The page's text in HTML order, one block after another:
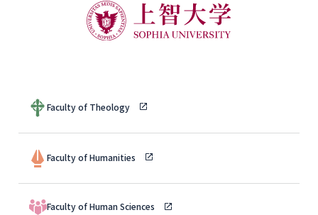
Faculty of Theology
Faculty of Humanities
Faculty of Human Sciences